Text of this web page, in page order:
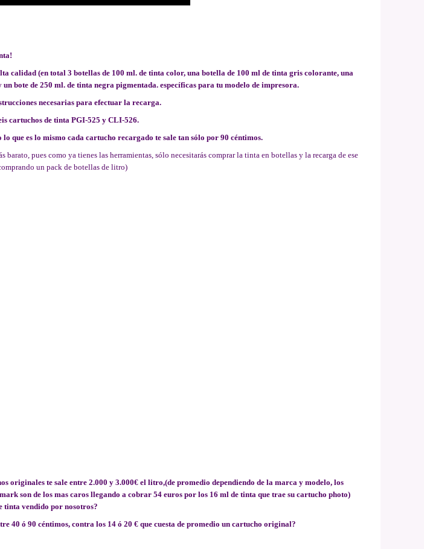
calidad (en total 3 botellas de 100 ml. de tinta color, una botella de 100 ml de tinta gris colorante, una
bote de 250 ml. de tinta negra pigmentada. específicas para tu modelo de impresora.
necesarias para efectuar la recarga.
cartuchos de tinta PGI-525 y CLI-526.
que es lo mismo cada cartucho recargado te sale tan sólo por 90 céntimos.
barato, pues como ya tienes las herramientas, sólo necesitarás comprar la tinta en botellas y la recarga de ese
un pack de botellas de litro)
originales te sale entre 2.000 y 3.000€ el litro,(de promedio dependiendo de la marca y modelo, los
son de los mas caros llegando a cobrar 54 euros por los 16 ml de tinta que trae su cartucho photo)
tinta vendido por nosotros?
40 ó 90 céntimos, contra los 14 ó 20 € que cuesta de promedio un cartucho original?